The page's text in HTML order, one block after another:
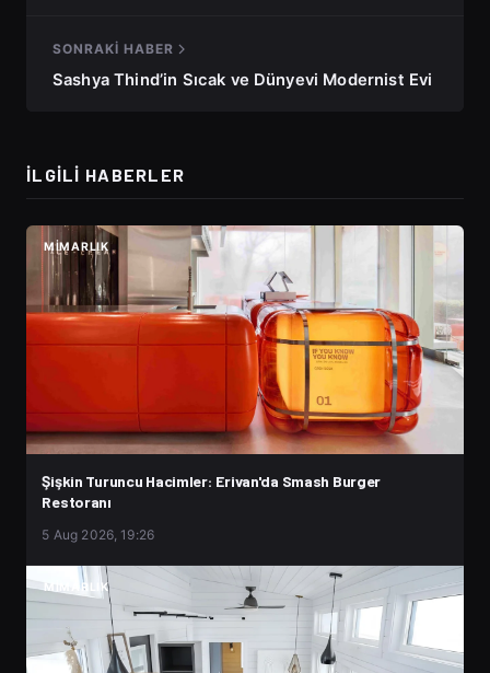
SONRAKI HABER
Sashya Thind’in Sıcak ve Dünyevi Modernist Evi
İLGILI HABERLER
MIMARLIK
Şişkin Turuncu Hacimler: Erivan'da Smash Burger
Restoranı
5 Aug 2026, 19:26
MIMARLIK